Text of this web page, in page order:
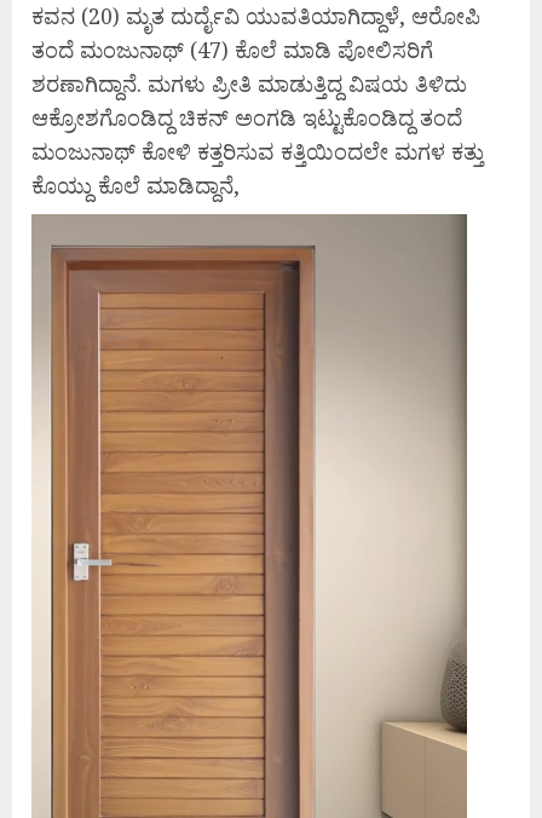
ಕವನ (20) ಮೃತ ದುರ್ದೈವಿ ಯುವತಿಯಾಗಿದ್ದಾಳೆ, ಆರೋಪಿ
ತಂದೆ ಮಂಜುನಾಥ್ (47) ಕೊಲೆ ಮಾಡಿ ಪೋಲಿಸರಿಗೆ
ಶರಣಾಗಿದ್ದಾನೆ. ಮಗಳು ಪ್ರೀತಿ ಮಾಡುತ್ತಿದ್ದ ವಿಷಯ ತಿಳಿದು
ಆಕ್ರೋಶಗೊಂಡಿದ್ದ ಚಿಕನ್ ಅಂಗಡಿ ಇಟ್ಟುಕೊಂಡಿದ್ದ ತಂದೆ
ಮಂಜುನಾಥ್ ಕೋಳಿ ಕತ್ತರಿಸುವ ಕತ್ತಿಯಿಂದಲೇ ಮಗಳ ಕತ್ತು
ಕೊಯ್ದು ಕೊಲೆ ಮಾಡಿದ್ದಾನೆ,